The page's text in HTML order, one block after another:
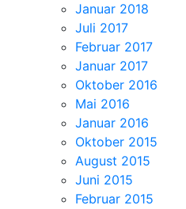
Januar 2018
Juli 2017
Februar 2017
Januar 2017
Oktober 2016
Mai 2016
Januar 2016
Oktober 2015
August 2015
Juni 2015
Februar 2015